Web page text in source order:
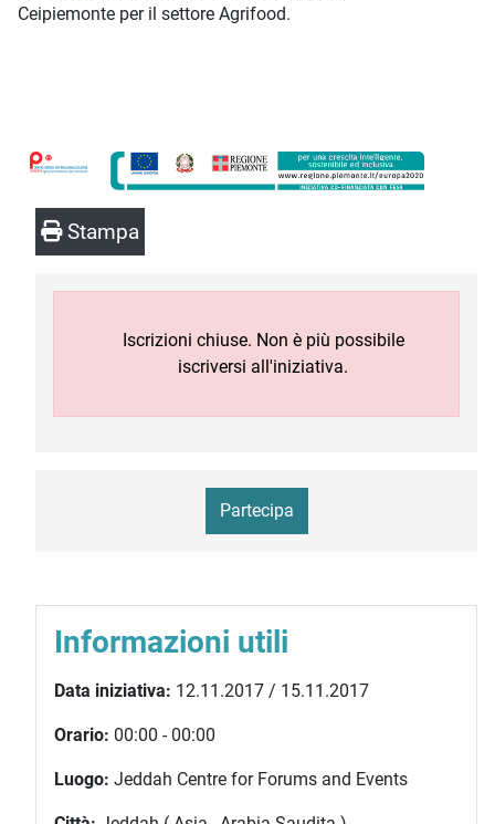
Ceipiemonte per il settore Agrifood.
Stampa
Iscrizioni chiuse. Non è più possibile
iscriversi all'iniziativa.
Partecipa
Informazioni utili
Data iniziativa: 12.11.2017 / 15.11.2017
Orario: 00:00 - 00:00
Luogo: Jeddah Centre for Forums and Events